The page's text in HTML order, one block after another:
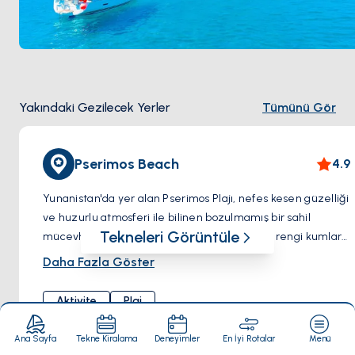
Yakındaki Gezilecek Yerler Tümünü Gör
Pserimos Beach 4.9
Yunanistan'da yer alan Pserimos Plajı, nefes kesen güzelliği
ve huzurlu atmosferi ile bilinen bozulmamış bir sahil
mücevheridir. Bu pastoral plaj, yumuşak altın rengi kumlara
ve turkuaz renkli berrak sulara sahiptir. Bu özellikler onu,
getirmektedir. Çarpıcı doğal manzarayla çevrili
ziyaretçiler, sıcak Akdeniz güneşinin altında rahatlayabilir
veya davetkar sularda ferahlatıcı bir yüzmenin keyfini
Daha Fazla Göster
Aktivite Plaj
Tekneleri Görüntüle
Ana Sayfa Tekne Kiralama Deneyimler En İyi Rotalar Menü